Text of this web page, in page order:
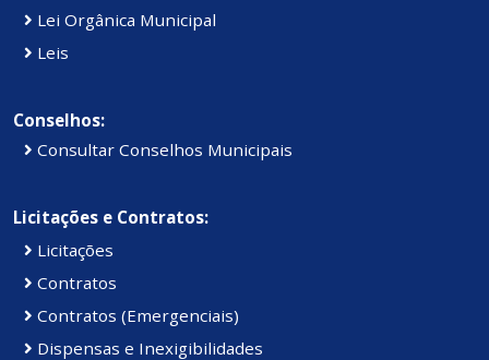
Lei Orgânica Municipal
Leis
Conselhos:
Consultar Conselhos Municipais
Licitações e Contratos:
Licitações
Contratos
Contratos (Emergenciais)
Dispensas e Inexigibilidades